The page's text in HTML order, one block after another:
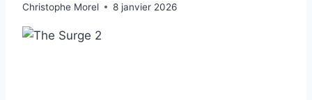
Christophe Morel 8 janvier 2026